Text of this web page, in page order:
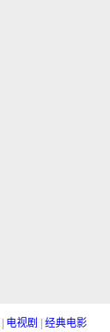
电视剧 经典电影